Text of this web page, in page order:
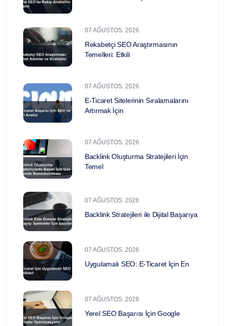
07 AĞUSTOS. 2026
Rekabetçi SEO Araştırmasının
Temelleri: Etkili
07 AĞUSTOS. 2026
E-Ticaret Sitelerinin Sıralamalarını
Artırmak İçin
07 AĞUSTOS. 2026
Backlink Oluşturma Stratejileri İçin
Temel
07 AĞUSTOS. 2026
Backlink Stratejileri ile Dijital Başarıya
07 AĞUSTOS. 2026
Uygulamalı SEO: E-Ticaret İçin En
07 AĞUSTOS. 2026
Yerel SEO Başarısı İçin Google